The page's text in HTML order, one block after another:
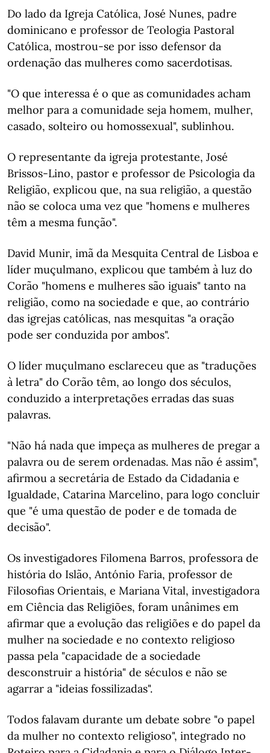
Do lado da Igreja Católica, José Nunes, padre
dominicano e professor de Teologia Pastoral
Católica, mostrou-se por isso defensor da
ordenação das mulheres como sacerdotisas.
"O que interessa é o que as comunidades acham
melhor para a comunidade seja homem, mulher,
casado, solteiro ou homossexual", sublinhou.
O representante da igreja protestante, José
Brissos-Lino, pastor e professor de Psicologia da
Religião, explicou que, na sua religião, a questão
não se coloca uma vez que "homens e mulheres
têm a mesma função".
David Munir, imã da Mesquita Central de Lisboa e
líder muçulmano, explicou que também à luz do
Corão "homens e mulheres são iguais" tanto na
religião, como na sociedade e que, ao contrário
das igrejas católicas, nas mesquitas "a oração
pode ser conduzida por ambos".
O líder muçulmano esclareceu que as "traduções
à letra" do Corão têm, ao longo dos séculos,
conduzido a interpretações erradas das suas
palavras.
"Não há nada que impeça as mulheres de pregar a
palavra ou de serem ordenadas. Mas não é assim",
afirmou a secretária de Estado da Cidadania e
Igualdade, Catarina Marcelino, para logo concluir
que "é uma questão de poder e de tomada de
decisão".
Os investigadores Filomena Barros, professora de
história do Islão, António Faria, professor de
Filosofias Orientais, e Mariana Vital, investigadora
em Ciência das Religiões, foram unânimes em
afirmar que a evolução das religiões e do papel da
mulher na sociedade e no contexto religioso
passa pela "capacidade de a sociedade
desconstruir a história" de séculos e não se
agarrar a "ideias fossilizadas".
Todos falavam durante um debate sobre "o papel
da mulher no contexto religioso", integrado no